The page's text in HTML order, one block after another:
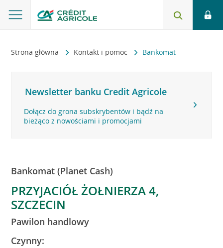
Strona główna Kontakt i pomoc Bankomat
Newsletter banku Credit Agricole
Dołącz do grona subskrybentów i bądź na
bieżąco z nowościami i promocjami
Bankomat (Planet Cash)
PRZYJACIÓŁ ŻOŁNIERZA 4,
SZCZECIN
Pawilon handlowy
Czynny: